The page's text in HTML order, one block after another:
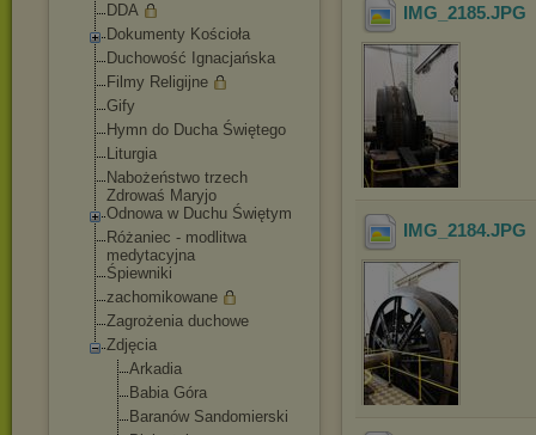
DDA
Dokumenty Kościoła
Duchowość Ignacjańska
Filmy Religijne
Gify
Hymn do Ducha Świętego
Liturgia
Nabożeństwo trzech
Zdrowaś Maryjo
Odnowa w Duchu Świętym
Różaniec - modlitwa
medytacyjna
Śpiewniki
zachomikowane
Zagrożenia duchowe
Zdjęcia
Arkadia
Babia Góra
Baranów Sandomierski
IMG_2185.JPG
IMG_2184.JPG